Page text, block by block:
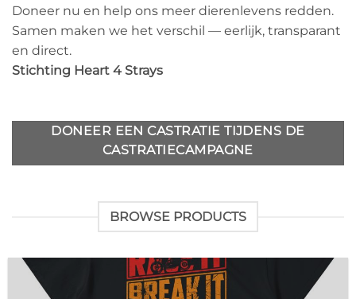
Doneer nu en help ons meer dierenlevens redden.
Samen maken we het verschil — eerlijk, transparant
en direct.
Stichting Heart 4 Strays
DONEER EEN CASTRATIE TIJDENS DE
CASTRATIECAMPAGNE
BROWSE PRODUCTS